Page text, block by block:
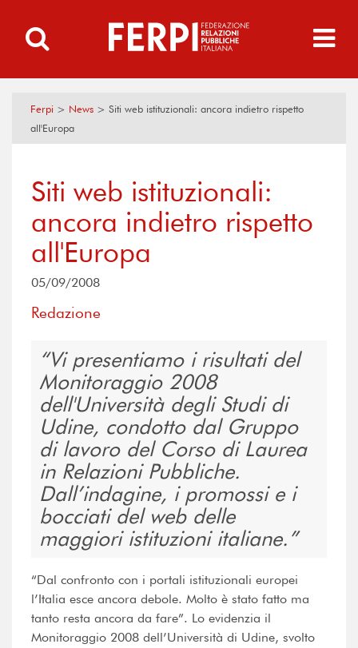
Ferpi > News > Siti web istituzionali: ancora indietro rispetto
all'Europa
Siti web istituzionali:
ancora indietro rispetto
all'Europa
05/09/2008
Redazione
Vi presentiamo i risultati del
Monitoraggio 2008
dell'Università degli Studi di
Udine, condotto dal Gruppo
di lavoro del Corso di Laurea
in Relazioni Pubbliche.
Dall’indagine, i promossi e i
bocciati del web delle
maggiori istituzioni italiane.
“Dal confronto con i portali istituzionali europei
l’Italia esce ancora debole. Molto è stato fatto ma
tanto resta ancora da fare”. Lo evidenzia il
Monitoraggio 2008 dell’Università di Udine, svolto